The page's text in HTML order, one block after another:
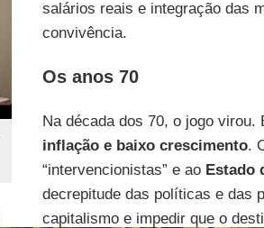
salários reais e integração das
convivência.
Os anos 70
Na década dos 70, o jogo
inflação e baixo crescimento.
“intervencionistas” e aoEstado
decrepitude das políticas e das
capitalismo e impedir que o